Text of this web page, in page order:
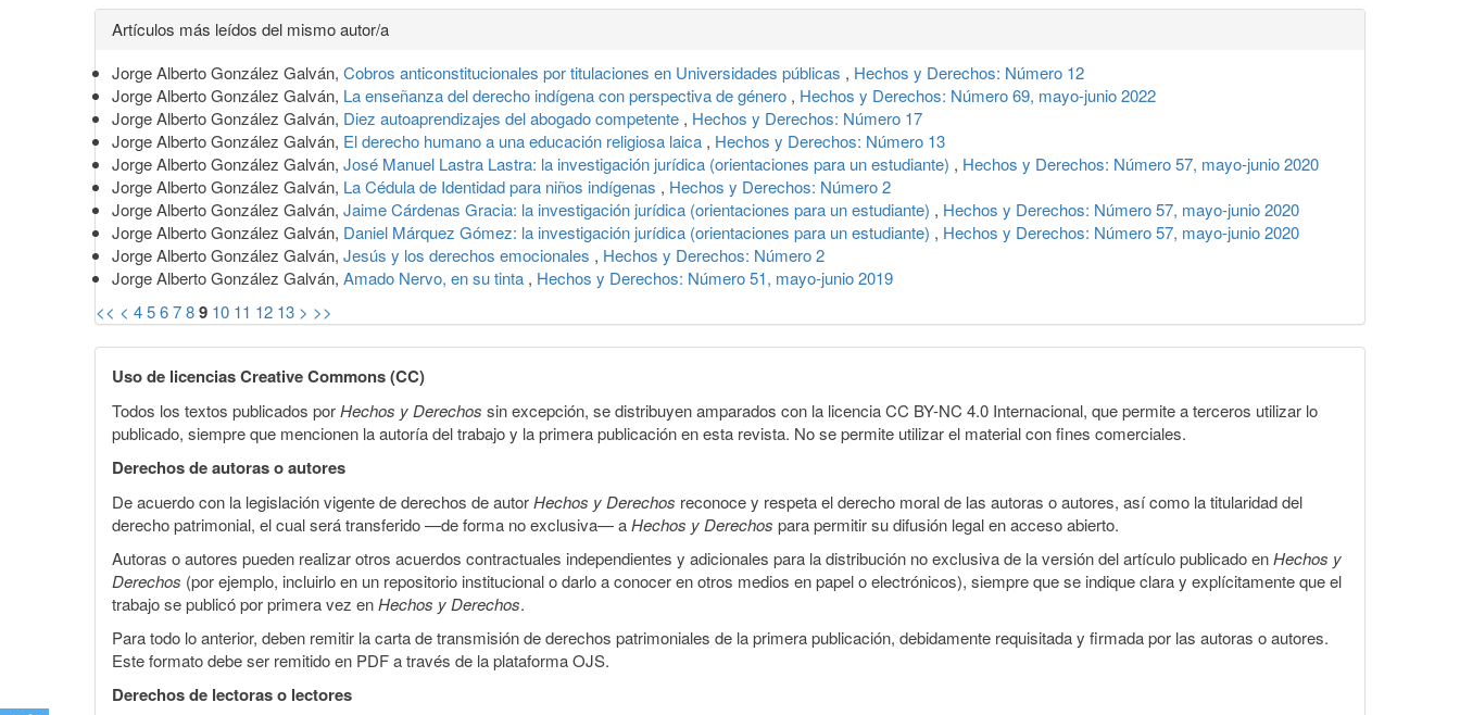
Detalles
del
artículo
Artículos más leídos del mismo autor/a
Jorge Alberto González Galván, Cobros anticonstitucionales por titulaciones en Universidades públicas , Hechos y Derechos: Número 12
Jorge Alberto González Galván, La enseñanza del derecho indígena con perspectiva de género , Hechos y Derechos: Número 69, mayo-junio 2022
Jorge Alberto González Galván, Diez autoaprendizajes del abogado competente , Hechos y Derechos: Número 17
Jorge Alberto González Galván, El derecho humano a una educación religiosa laica , Hechos y Derechos: Número 13
Jorge Alberto González Galván, José Manuel Lastra Lastra: la investigación jurídica (orientaciones para un estudiante) , Hechos y Derechos: Número 57, mayo-junio 2020
Jorge Alberto González Galván, La Cédula de Identidad para niños indígenas , Hechos y Derechos: Número 2
Jorge Alberto González Galván, Jaime Cárdenas Gracia: la investigación jurídica (orientaciones para un estudiante) , Hechos y Derechos: Número 57, mayo-junio 2020
Jorge Alberto González Galván, Daniel Márquez Gómez: la investigación jurídica (orientaciones para un estudiante) , Hechos y Derechos: Número 57, mayo-junio 2020
Jorge Alberto González Galván, Jesús y los derechos emocionales , Hechos y Derechos: Número 2
Jorge Alberto González Galván, Amado Nervo, en su tinta , Hechos y Derechos: Número 51, mayo-junio 2019
<< < 456789 10 11 12 13 > >>
Uso de licencias Creative Commons (CC)
Todos los textos publicados porHechos y Derechos sin excepción, se distribuyen amparados con la licencia CC BY-NC 4.0 Internacional, que permite a terceros utilizar lo
publicado, siempre que mencionen la autoría del trabajo y la primera publicación en esta revista. No se permite utilizar el material con fines comerciales.
Derechos de autoras o autores
De acuerdo con la legislación vigente de derechos de autorHechos y Derechos reconoce y respeta el derecho moral de las autoras o autores, así como la titularidad del
derecho patrimonial, el cual será transferido —de forma no exclusiva— aHechos y Derechos para permitir su difusión legal en acceso abierto.
Autoras o autores pueden realizar otros acuerdos contractuales independientes y adicionales para la distribución no exclusiva de la versión del artículo publicado enHechos y
Derechos (por ejemplo, incluirlo en un repositorio institucional o darlo a conocer en otros medios en papel o electrónicos), siempre que se indique clara y explícitamente que el
trabajo se publicó por primera vez enHechos y Derechos.
Para todo lo anterior, deben remitir la carta de transmisión de derechos patrimoniales de la primera publicación, debidamente requisitada y firmada por las autoras o autores.
Este formato debe ser remitido en PDF a través de la plataforma OJS.
Derechos de lectoras o lectores